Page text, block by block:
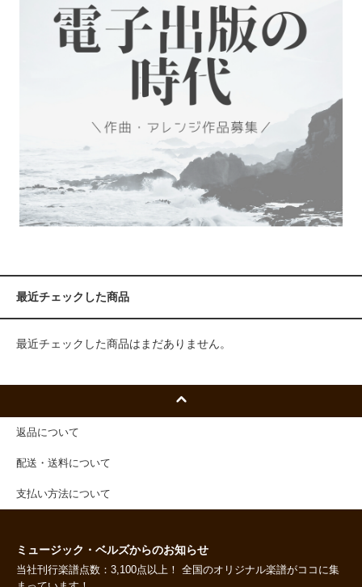
最近チェックした商品
最近チェックした商品はまだありません。
返品について
配送・送料について
支払い方法について
ミュージック・ベルズからのお知らせ
当社刊行楽譜点数：3,100点以上！ 全国のオリジナル楽譜がココに集